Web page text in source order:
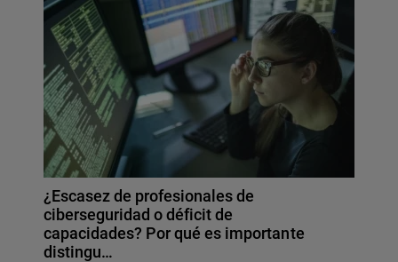
¿Escasez de profesionales de
ciberseguridad o déficit de
capacidades? Por qué es importante
distingu…